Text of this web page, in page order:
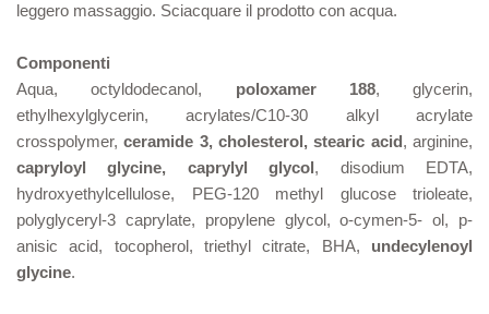
leggero massaggio. Sciacquare il prodotto con acqua.
Componenti
Aqua, octyldodecanol, poloxamer 188, glycerin,
ethylhexylglycerin, acrylates/C10-30 alkyl acrylate
crosspolymer,ceramide 3, cholesterol, stearic acid, arginine,
capryloyl glycine, caprylyl glycol, disodium EDTA,
hydroxyethylcellulose, PEG-120 methyl glucose trioleate,
polyglyceryl-3 caprylate, propylene glycol, o-cymen-5- ol, p-
anisic acid, tocopherol, triethyl citrate, BHA, undecylenoyl
glycine.